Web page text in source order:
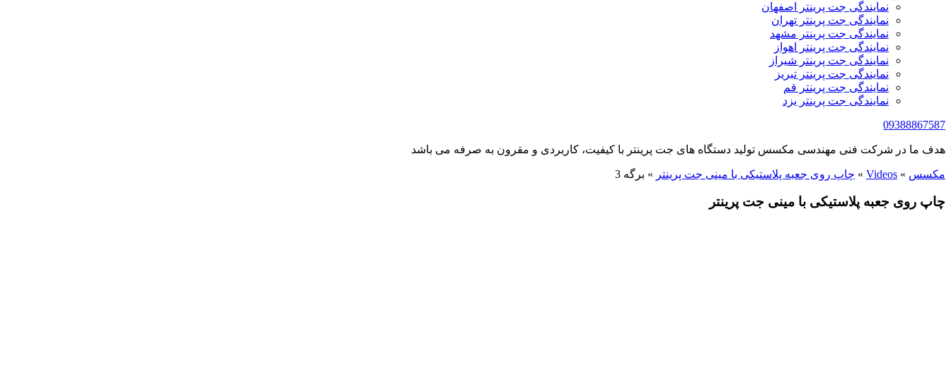
نمایندگی جت پرینتر اصفهان
نمایندگی جت پرینتر تهران
نمایندگی جت پرینتر مشهد
نمایندگی جت پرینتر اهواز
نمایندگی جت پرینتر شیراز
نمایندگی جت پرینتر تبریز
نمایندگی جت پرینتر قم
نمایندگی جت پرینتر یزد
09388867587
هدف ما در شرکت فنی مهندسی مکسس تولید دستگاه های جت پرینتر با کیفیت، کاربردی و مقرون به صرفه می باشد
مکسس »
Videos
» چاپ روی جعبه پلاستیکی با مینی جت پرینتر » برگه 3
چاپ روی جعبه پلاستیکی با مینی جت پرینتر